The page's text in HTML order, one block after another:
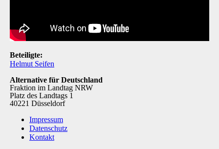
Beteiligte:
Helmut Seifen
Alternative für Deutschland
Fraktion im Landtag NRW
Platz des Landtags 1
40221 Düsseldorf
Impressum
Datenschutz
Kontakt